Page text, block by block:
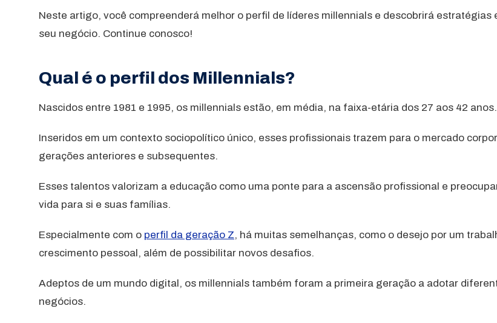
Neste artigo, você compreenderá melhor o perfil de líderes millennials e descobrirá
seu negócio. Continue conosco!
Qual é o perfil dos Millennials?
Nascidos entre 1981 e 1995, os millennials estão, em média, na faixa-etária dos 27 aos 42 anos.
Inseridos em um contexto sociopolítico único, esses profissionais trazem para o mercado
gerações anteriores e subsequentes.
Esses talentos valorizam a educação como uma ponte para a ascensão profissional e
vida para si e suas famílias.
Especialmente com o perfil da geração Z, há muitas semelhanças, como o desejo por um
crescimento pessoal, além de possibilitar novos desafios.
Adeptos de um mundo digital, os millennials também foram a primeira geração a adotar
negócios.